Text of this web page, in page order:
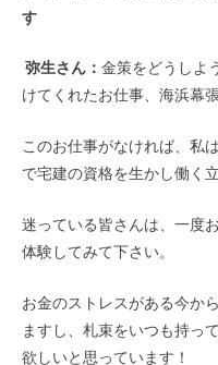
す
弥生さん： 金策をどうしよ
けてくれたお仕事、海浜幕
このお仕事がなければ、私
で宅建の資格を生かし働く
迷っている皆さんは、一度
体験してみて下さい。
お金のストレスがある今か
ますし、札束をいつも持っ
欲しいと思っています！